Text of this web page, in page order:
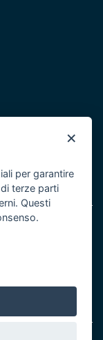
2014/2020 -
×
per garantire
terze parti
Questi